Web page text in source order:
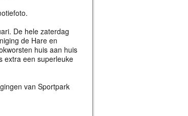
De hele zaterdag
de Hare en
huis aan huis
extra een superleuke
van Sportpark